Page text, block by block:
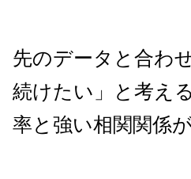
先のデータと合わ
続けたい」と考え
率と強い相関関係